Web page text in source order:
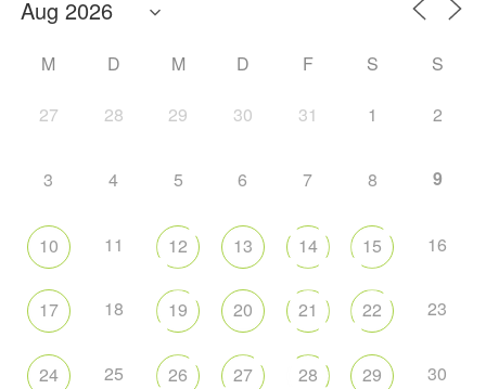
M D M D F S S
27 28 29 30 31 1 2
3 4 5 6 7 8 9
10 11 12 13 14 15 16
17 18 19 20 21 22 23
24 25 26 27 28 29 30